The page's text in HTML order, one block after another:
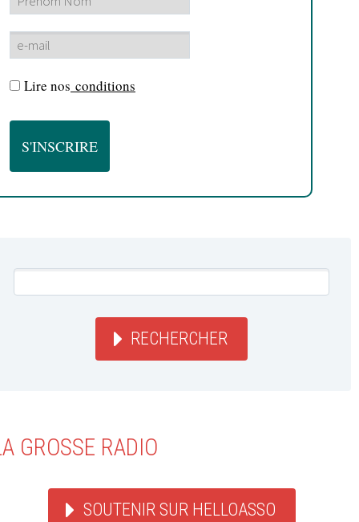
Lire nos conditions
RECHERCHER
GROSSE RADIO
SOUTENIR SUR HELLOASSO